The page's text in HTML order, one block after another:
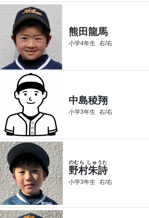
熊田龍馬
小学4年生 右/右
中島稜翔
小学3年生 右/右
野村朱詩
のむら しゅうた
小学3年生 右/右